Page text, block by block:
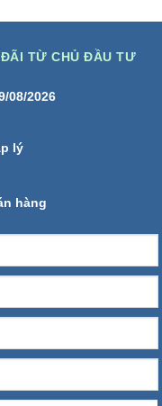
TỪ CHỦ ĐẦU TƯ
08/2026
lý
hàng